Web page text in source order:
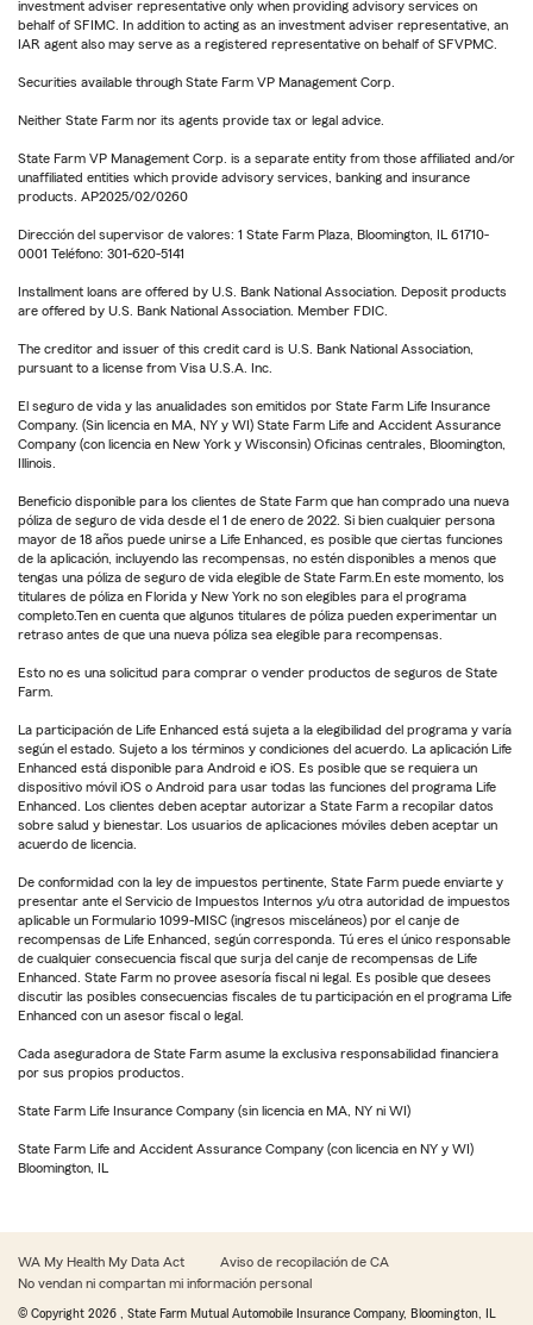
investment adviser representative only when providing advisory services on
behalf of SFIMC. In addition to acting as an investment adviser representative, an
IAR agent also may serve as a registered representative on behalf of SFVPMC.
Securities available through State Farm VP Management Corp.
Neither State Farm nor its agents provide tax or legal advice.
State Farm VP Management Corp. is a separate entity from those affiliated and/or
unaffiliated entities which provide advisory services, banking and insurance
products. AP2025/02/0260
Dirección del supervisor de valores: 1 State Farm Plaza, Bloomington, IL 61710-
0001 Teléfono: 301-620-5141
Installment loans are offered by U.S. Bank National Association. Deposit products
are offered by U.S. Bank National Association. Member FDIC.
The creditor and issuer of this credit card is U.S. Bank National Association,
pursuant to a license from Visa U.S.A. Inc.
El seguro de vida y las anualidades son emitidos por State Farm Life Insurance
Company. (Sin licencia en MA, NY y WI) State Farm Life and Accident Assurance
Company (con licencia en New York y Wisconsin) Oficinas centrales, Bloomington,
Illinois.
Beneficio disponible para los clientes de State Farm que han comprado una nueva
póliza de seguro de vida desde el 1 de enero de 2022. Si bien cualquier persona
mayor de 18 años puede unirse a Life Enhanced, es posible que ciertas funciones
de la aplicación, incluyendo las recompensas, no estén disponibles a menos que
tengas una póliza de seguro de vida elegible de State Farm.En este momento, los
titulares de póliza en Florida y New York no son elegibles para el programa
completo.Ten en cuenta que algunos titulares de póliza pueden experimentar un
retraso antes de que una nueva póliza sea elegible para recompensas.
Esto no es una solicitud para comprar o vender productos de seguros de State
Farm.
La participación de Life Enhanced está sujeta a la elegibilidad del programa y varía
según el estado. Sujeto a los términos y condiciones del acuerdo. La aplicación Life
Enhanced está disponible para Android e iOS. Es posible que se requiera un
dispositivo móvil iOS o Android para usar todas las funciones del programa Life
Enhanced. Los clientes deben aceptar autorizar a State Farm a recopilar datos
sobre salud y bienestar. Los usuarios de aplicaciones móviles deben aceptar un
acuerdo de licencia.
De conformidad con la ley de impuestos pertinente, State Farm puede enviarte y
presentar ante el Servicio de Impuestos Internos y/u otra autoridad de impuestos
aplicable un Formulario 1099-MISC (ingresos misceláneos) por el canje de
recompensas de Life Enhanced, según corresponda. Tú eres el único responsable
de cualquier consecuencia fiscal que surja del canje de recompensas de Life
Enhanced. State Farm no provee asesoría fiscal ni legal. Es posible que desees
discutir las posibles consecuencias fiscales de tu participación en el programa Life
Enhanced con un asesor fiscal o legal.
Cada aseguradora de State Farm asume la exclusiva responsabilidad financiera
por sus propios productos.
State Farm Life Insurance Company (sin licencia en MA, NY ni WI)
State Farm Life and Accident Assurance Company (con licencia en NY y WI)
Bloomington, IL
WA My Health My Data Act
Aviso de recopilación de CA
No vendan ni compartan mi información personal
© Copyright 2026 , State Farm Mutual Automobile Insurance Company, Bloomington, IL